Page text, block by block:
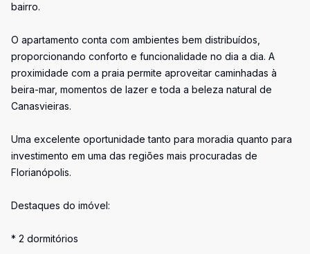
bairro.
O apartamento conta com ambientes bem distribuídos,
proporcionando conforto e funcionalidade no dia a dia. A
proximidade com a praia permite aproveitar caminhadas à
beira-mar, momentos de lazer e toda a beleza natural de
Canasvieiras.
Uma excelente oportunidade tanto para moradia quanto para
investimento em uma das regiões mais procuradas de
Florianópolis.
Destaques do imóvel:
* 2 dormitórios